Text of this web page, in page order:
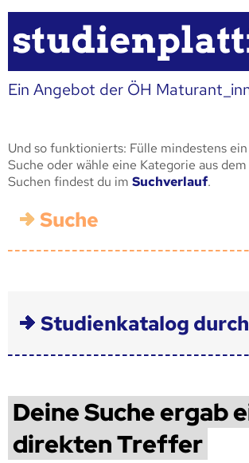
Ein Angebot der ÖH
Und so funktionierts: Fülle mindestens
Suche oder wähle eine Kategorie aus
Suchen findest du im Suchverlauf.
Suche
Studienkatalog
Deine Suche ergab
direkten Treffer